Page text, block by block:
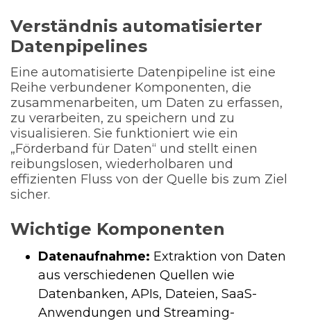
Verständnis automatisierter
Datenpipelines
Eine automatisierte Datenpipeline ist eine
Reihe verbundener Komponenten, die
zusammenarbeiten, um Daten zu erfassen,
zu verarbeiten, zu speichern und zu
visualisieren. Sie funktioniert wie ein
„Förderband für Daten“ und stellt einen
reibungslosen, wiederholbaren und
effizienten Fluss von der Quelle bis zum Ziel
sicher.
Wichtige Komponenten
Datenaufnahme: Extraktion von Daten
aus verschiedenen Quellen wie
Datenbanken, APIs, Dateien, SaaS-
Anwendungen und Streaming-